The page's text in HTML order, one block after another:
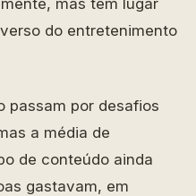
mas tem lugar
do entretenimento
passam por desafios
a média de
de conteúdo ainda
gastavam, em